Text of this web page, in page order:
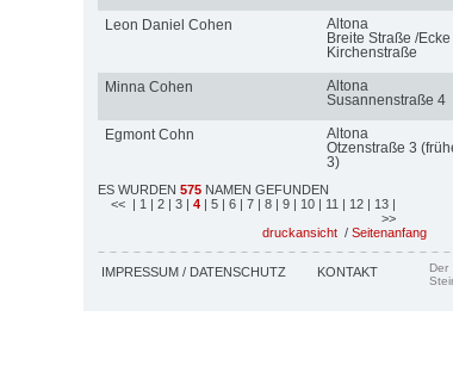
Leon Daniel Cohen
Altona
Breite Straße /Ecke
Kirchenstraße
Minna Cohen
Altona
Susannenstraße 4
Egmont Cohn
Altona
Otzenstraße 3
3)
ES WURDEN 575 NAMEN GEFUNDEN
<< | 1 | 2 | 3 | 4 | 5 | 6 | 7 | 8 | 9 | 10 | 11 | 12 | 13 |
>>
druckansicht / Seitenanfang
IMPRESSUM / DATENSCHUTZ KONTAKT
Der